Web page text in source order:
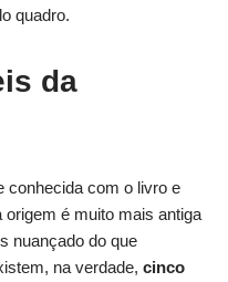
quadro.
da
conhecida com o livro e
origem é muito mais antiga
nuançado do que
na verdade, cinco